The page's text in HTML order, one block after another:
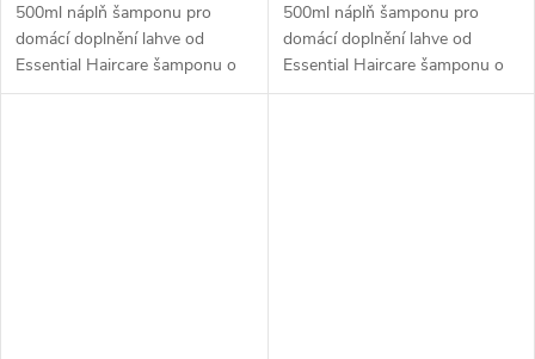
500ml náplň šamponu pro
domácí doplnění lahve od
Essential Haircare šamponu o
objemu 250ml, umožňující
500ml náplň šamponu pro
domácí doplnění lahve od
Essential Haircare šamponu o
objemu 250ml, umožňující